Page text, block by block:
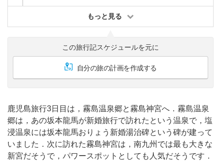
もっと見る
この旅行記スケジュールを元に
自分の旅の計画を作成する
鹿児島旅行3日目は，霧島温泉郷と霧島神宮へ．霧島温泉
郷は，あの坂本龍馬が新婚旅行で訪れたという温泉で，塩
浸温泉には坂本龍馬おりょう新婚湯治碑という碑が建って
いました．次に訪れた霧島神宮は，南九州では最も大きな
新宮だそうで，パワースポットとしても人気だそうです．